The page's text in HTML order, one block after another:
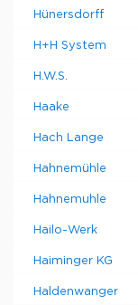
Hünersdorff
H+H System
H.W.S.
Haake
Hach Lange
Hahnemühle
Hahnemuhle
Hailo-Werk
Haiminger KG
Haldenwanger